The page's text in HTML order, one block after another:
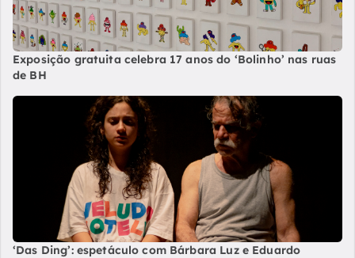
Exposição gratuita celebra 17 anos do ‘Bolinho’ nas ruas
de BH
‘Das Ding’: espetáculo com Bárbara Luz e Eduardo